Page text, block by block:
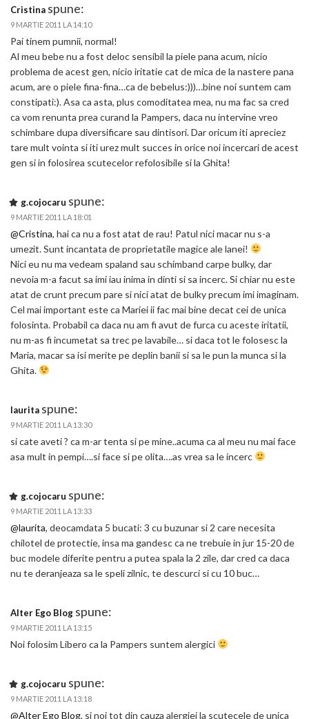
Cristina spune:
9 MARTIE 2011 LA 14:10
Pai tinem pumnii, normal!
Al meu bebe nu a fost deloc sensibil la piele pana acum, nicio
problema de acest gen, nicio iritatie cat de mica de la nastere pana
acum, are o piele fina-fina…ca de bebelus:)))…bine noi suntem cam
constipati:). Asa ca asta, plus comoditatea mea, nu ma fac sa cred
ca vom renunta prea curand la Pampers, daca nu intervine vreo
schimbare dupa diversificare sau dintisori. Dar oricum iti apreciez
tare mult vointa si iti urez mult succes in orice noi incercari de acest
gen si in folosirea scutecelor refolosibile si la Ghita!
g.cojocaru spune:
9 MARTIE 2011 LA 18:01
@Cristina, hai ca nu a fost atat de rau! Patul nici macar nu s-a
umezit. Sunt incantata de proprietatile magice ale lanei!
Nici eu nu ma vedeam spaland sau schimband carpe bulky, dar
nevoia m-a facut sa imi iau inima in dinti si sa incerc. Si chiar nu este
atat de crunt precum pare si nici atat de bulky precum imi imaginam.
Cel mai important este ca Mariei ii fac mai bine decat cei de unica
folosinta. Probabil ca daca nu am fi avut de furca cu aceste iritatii,
nu m-as fi incumetat sa trec pe lavabile… si daca tot le folosesc la
Maria, macar sa isi merite pe deplin banii si sa le pun la munca si la
Ghita.
laurita spune:
9 MARTIE 2011 LA 13:30
si cate aveti ? ca m-ar tenta si pe mine..acuma ca al meu nu mai face
asa mult in pempi….si face si pe olita….as vrea sa le incerc
g.cojocaru spune:
9 MARTIE 2011 LA 13:33
@laurita, deocamdata 5 bucati: 3 cu buzunar si 2 care necesita
chilotel de protectie, insa ma gandesc ca ne trebuie in jur 15-20 de
buc modele diferite pentru a putea spala la 2 zile, dar cred ca daca
nu te deranjeaza sa le speli zilnic, te descurci si cu 10 buc…
Alter Ego Blog spune:
9 MARTIE 2011 LA 13:15
Noi folosim Libero ca la Pampers suntem alergici
g.cojocaru spune:
9 MARTIE 2011 LA 13:18
@Alter Ego Blog, si noi tot din cauza alergiei la scutecele de unica